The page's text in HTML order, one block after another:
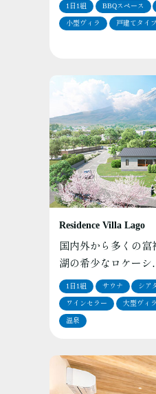
1日1組 BBQスペース
小型ヴィラ 戸建てタイ
Residence Villa Lago
国内外から多くの
湖の希少なロケー
1日1組 サウナ シア
ワインセラー 大型ヴィラ
温泉